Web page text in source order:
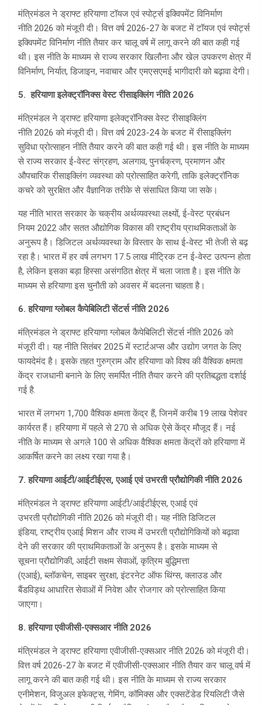
मंत्रिमंडल ने ड्राफ्ट हरियाणा टॉयज एवं स्पोर्ट्स इक्विपमेंट विनिर्माण
नीति 2026 को मंजूरी दी। वित्त वर्ष 2026-27 के बजट में टॉयज एवं स्पोर्ट्स
इक्विपमेंट विनिर्माण नीति तैयार कर चालू वर्ष में लागू करने की बात कही गई
थी। इस नीति के माध्यम से राज्य सरकार खिलौना और खेल उपकरण क्षेत्र में
विनिर्माण, निर्यात, डिजाइन, नवाचार और एमएसएमई भागीदारी को बढ़ावा देगी।
5. हरियाणा इलेक्ट्रॉनिक्स वेस्ट रीसाइक्लिंग नीति 2026
मंत्रिमंडल ने ड्राफ्ट हरियाणा इलेक्ट्रॉनिक्स वेस्ट रीसाइक्लिंग
नीति 2026 को मंजूरी दी। वित्त वर्ष 2023-24 के बजट में रीसाइक्लिंग
सुविधा प्रोत्साहन नीति तैयार करने की बात कही गई थी। इस नीति के माध्यम
से राज्य सरकार ई-वेस्ट संग्रहण, अलगाव, पुनर्चक्रण, प्रमाणन और
औपचारिक रीसाइक्लिंग व्यवस्था को प्रोत्साहित करेगी, ताकि इलेक्ट्रॉनिक
कचरे को सुरक्षित और वैज्ञानिक तरीके से संसाधित किया जा सके।
यह नीति भारत सरकार के चक्रीय अर्थव्यवस्था लक्ष्यों, ई-वेस्ट प्रबंधन
नियम 2022 और सतत औ‌द्योगिक विकास की राष्ट्रीय प्राथमिकताओं के
अनुरूप है। डिजिटल अर्थव्यवस्था के विस्तार के साथ ई-वेस्ट भी तेजी से बढ़
रहा है। भारत में हर वर्ष लगभग 17.5 लाख मीट्रिक टन ई-वेस्ट उत्पन्न होता
है, लेकिन इसका बड़ा हिस्सा असंगठित क्षेत्र में चला जाता है। इस नीति के
माध्यम से हरियाणा इस चुनौती को अवसर में बदलना चाहता है।
6. हरियाणा ग्लोबल कैपेबिलिटी सेंटर्स नीति 2026
मंत्रिमंडल ने ड्राफ्ट हरियाणा ग्लोबल कैपेबिलिटी सेंटर्स नीति 2026 को
मंजूरी दी। यह नीति सितंबर 2025 में स्टार्टअप्स और उ‌द्योग जगत के लिए
फायदेमंद है। इसके तहत गुरुग्राम और हरियाणा को विश्व की वैश्विक क्षमता
केंद्र राजधानी बनाने के लिए समर्पित नीति तैयार करने की प्रतिबद्धता दर्शाई
गई है.
भारत में लगभग 1,700 वैश्विक क्षमता केंद्र हैं, जिनमें करीब 19 लाख पेशेवर
कार्यरत हैं। हरियाणा में पहले से 270 से अधिक ऐसे केंद्र मौजूद हैं। नई
नीति के माध्यम से अगले 100 से अधिक वैश्विक क्षमता केंद्रों को हरियाणा में
आकर्षित करने का लक्ष्य रखा गया है।
7. हरियाणा आईटी/आईटीईएस,एआईएवं उभरतीप्रौ‌द्योगिकीनीति 2026
मंत्रिमंडल ने ड्राफ्ट हरियाणा आईटी/आईटीईएस, एआई एवं
उभरती प्रौ‌द्योगिकी नीति 2026 को मंजूरी दी। यह नीति डिजिटल
इंडिया, राष्ट्रीय एआई मिशन और राज्य में उभरती प्रौ‌द्योगिकियों को बढ़ावा
देने की सरकार की प्राथमिकताओं के अनुरूप है। इसके माध्यम से
सूचना प्रौ‌द्योगिकी, आईटी सक्षम सेवाओं, कृत्रिम बुद्धिमत्ता
(एआई), ब्लॉकचेन, साइबर सुरक्षा, इंटरनेट ऑफ थिंग्स, क्लाउड और
बैंडविड्थ आधारित सेवाओं में निवेश और रोजगार को प्रोत्साहित किया
जाएगा।
8. हरियाणा एवीजीसी-एक्सआर नीति 2026
मंत्रिमंडल ने ड्राफ्ट हरियाणा एवीजीसी-एक्सआर नीति 2026 को मंजूरी दी।
वित्त वर्ष 2026-27 के बजट में एवीजीसी-एक्सआर नीति तैयार कर चालू वर्ष में
लागू करने की बात कही गई थी। इस नीति के माध्यम से राज्य सरकार
एनीमेशन, विजुअल इफेक्ट्स, गेमिंग, कॉमिक्स और एक्सटेंडेड रियलिटी जैसे